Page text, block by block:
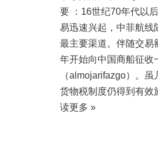
要 ：16世纪70年代以
易迅速兴起，中菲航线
最主要渠道。伴随交易
年开始向中国商船征收
（almojarifazgo）。
货物税制度仍得到有
读更多 »